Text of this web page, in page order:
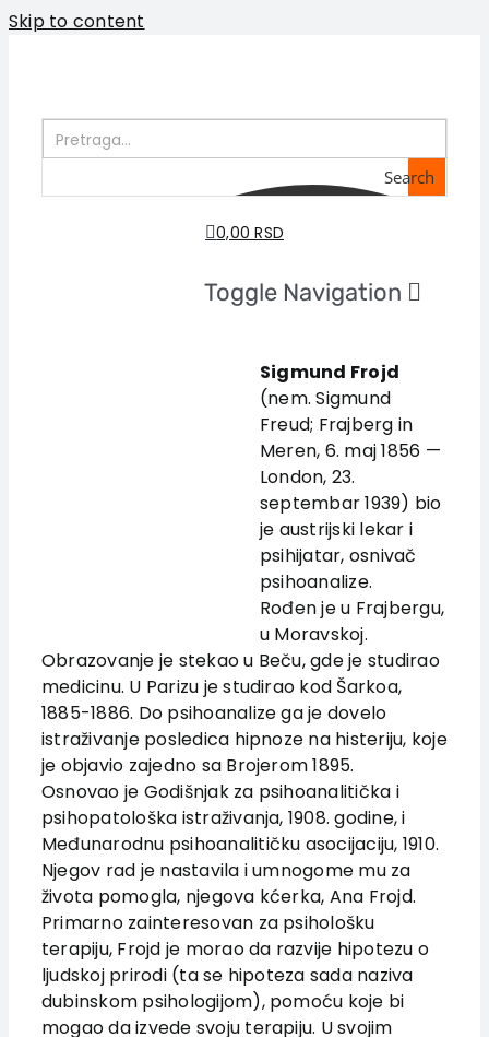
Skip to content
Search
0,00 RSD
Toggle Navigation
Sigmund Frojd
(nem. Sigmund
Freud; Frajberg in
Meren, 6. maj 1856 —
London, 23.
septembar 1939) bio
je austrijski lekar i
psihijatar, osnivač
psihoanalize.
Rođen je u Frajbergu,
u Moravskoj.
Obrazovanje je stekao u Beču, gde je studirao
medicinu. U Parizu je studirao kod Šarkoa,
1885-1886. Do psihoanalize ga je dovelo
istraživanje posledica hipnoze na histeriju, koje
je objavio zajedno sa Brojerom 1895.
Osnovao je Godišnjak za psihoanalitička i
psihopatološka istraživanja, 1908. godine, i
Međunarodnu psihoanalitičku asocijaciju, 1910.
Njegov rad je nastavila i umnogome mu za
života pomogla, njegova kćerka, Ana Frojd.
Primarno zainteresovan za psihološku
terapiju, Frojd je morao da razvije hipotezu o
ljudskoj prirodi (ta se hipoteza sada naziva
dubinskom psihologijom), pomoću koje bi
mogao da izvede svoju terapiju. U svojim